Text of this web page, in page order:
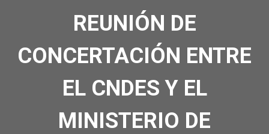
REUNIÓN DE
CONCERTACIÓN ENTRE
EL CNDES Y EL
MINISTERIO DE